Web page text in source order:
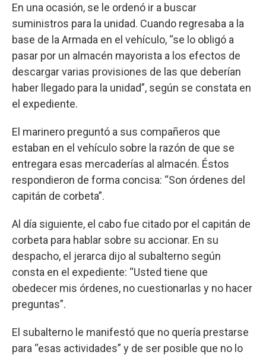
En una ocasión, se le ordenó ir a buscar
suministros para la unidad. Cuando regresaba a la
base de la Armada en el vehículo, “se lo obligó a
pasar por un almacén mayorista a los efectos de
descargar varias provisiones de las que deberían
haber llegado para la unidad”, según se constata en
el expediente.
El marinero preguntó a sus compañeros que
estaban en el vehículo sobre la razón de que se
entregara esas mercaderías al almacén. Éstos
respondieron de forma concisa: “Son órdenes del
capitán de corbeta”.
Al día siguiente, el cabo fue citado por el capitán de
corbeta para hablar sobre su accionar. En su
despacho, el jerarca dijo al subalterno según
consta en el expediente: “Usted tiene que
obedecer mis órdenes, no cuestionarlas y no hacer
preguntas”.
El subalterno le manifestó que no quería prestarse
para “esas actividades” y de ser posible que no lo